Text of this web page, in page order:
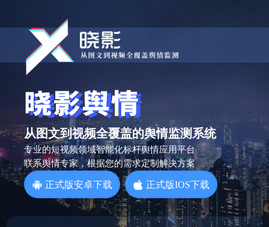
从图文到视频全覆盖的舆情监测系统
专业的短视频领域智能化标杆舆情应用平台
联系舆情专家，根据您的需求定制解决方案
正式版安卓下载 正式版IOS下载